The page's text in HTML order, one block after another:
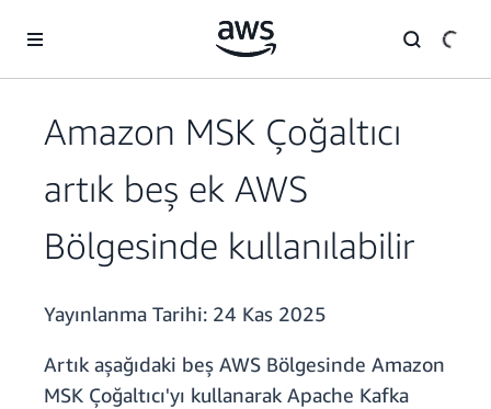
Amazon MSK Çoğaltıcı
artık beş ek AWS
Bölgesinde kullanılabilir
Yayınlanma Tarihi: 24 Kas 2025
Artık aşağıdaki beş AWS Bölgesinde Amazon
MSK Çoğaltıcı'yı kullanarak Apache Kafka